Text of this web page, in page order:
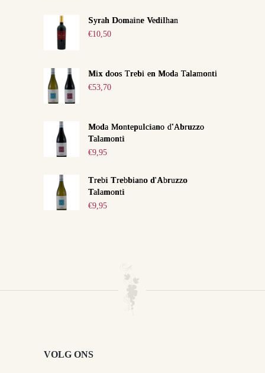
Syrah Domaine Vedilhan
€10,50
Mix doos Trebi en Moda Talamonti
€53,70
Moda Montepulciano d'Abruzzo
Talamonti
€9,95
Trebi Trebbiano d'Abruzzo
Talamonti
€9,95
VOLG ONS